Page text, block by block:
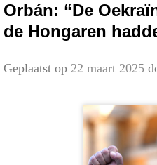
Orbán: “De
de Hongaren
Geplaatst op 22 maart 2025